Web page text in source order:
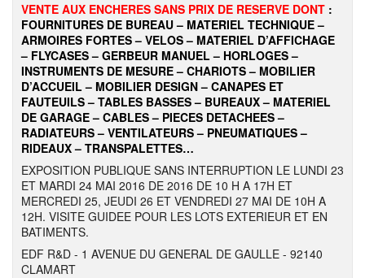
VENTE AUX ENCHERES SANS PRIX DE RESERVE DONT :
FOURNITURES DE BUREAU – MATERIEL TECHNIQUE –
ARMOIRES FORTES – VELOS – MATERIEL D’AFFICHAGE
– FLYCASES – GERBEUR MANUEL – HORLOGES –
INSTRUMENTS DE MESURE – CHARIOTS – MOBILIER
D’ACCUEIL – MOBILIER DESIGN – CANAPES ET
FAUTEUILS – TABLES BASSES – BUREAUX – MATERIEL
DE GARAGE – CABLES – PIECES DETACHEES –
RADIATEURS – VENTILATEURS – PNEUMATIQUES –
RIDEAUX – TRANSPALETTES…
EXPOSITION PUBLIQUE SANS INTERRUPTION LE LUNDI 23
ET MARDI 24 MAI 2016 DE 2016 DE 10 H A 17H ET
MERCREDI 25, JEUDI 26 ET VENDREDI 27 MAI DE 10H A
12H. VISITE GUIDEE POUR LES LOTS EXTERIEUR ET EN
BATIMENTS.
EDF R&D - 1 AVENUE DU GENERAL DE GAULLE - 92140
CLAMART